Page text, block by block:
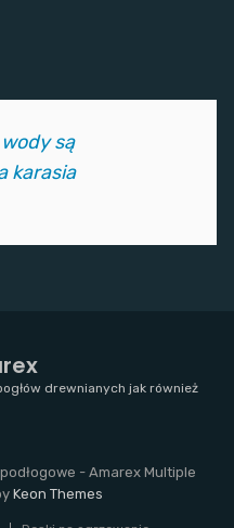
są
karasia
drewnianych jak również
- Amarex Multiple
Keon Themes